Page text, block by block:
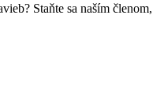
Staňte sa naším členom,